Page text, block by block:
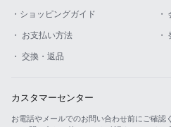
・ショッピングガイド ・
・ お支払い方法 ・
・ 交換・返品
カスタマーセンター
お電話やメールでのお問い合わせ前にご確認